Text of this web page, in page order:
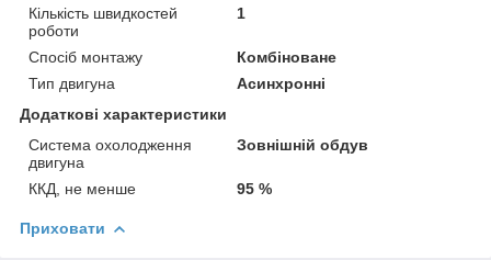
Кількість швидкостей
роботи
1
Спосіб монтажу
Комбіноване
Тип двигуна
Асинхронні
Додаткові характеристики
Система охолодження
двигуна
Зовнішній обдув
ККД, не менше 95 %
Приховати